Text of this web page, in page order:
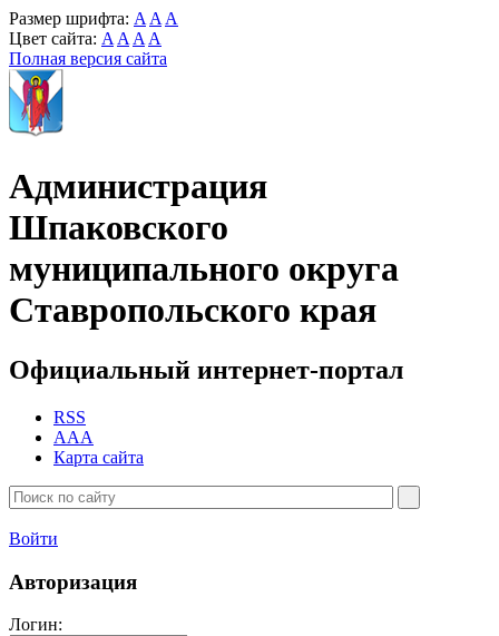
Размер шрифта: A A A
Цвет сайта: A A A A
Полная версия сайта
Администрация
Шпаковского
муниципального округа
Ставропольского края
Официальный интернет-портал
RSS
AAA
Карта сайта
Войти
Авторизация
Логин: